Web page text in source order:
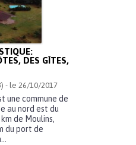
DES GÎTES,
- le 26/10/2017
une commune de
au nord est du
de Moulins,
du port de